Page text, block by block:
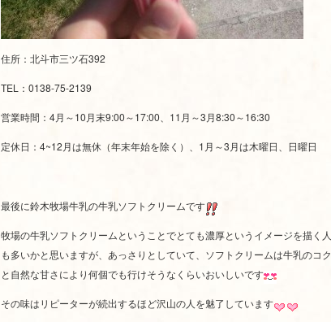
住所：北斗市三ツ石392
TEL：0138-75-2139
営業時間：4月～10月末9:00～17:00、11月～3月8:30～16:30
定休日：4~12月は無休（年末年始を除く）、1月～3月は木曜日、日曜日
最後に鈴木牧場牛乳の牛乳ソフトクリームです
牧場の牛乳ソフトクリームということでとても濃厚というイメージを描く人
も多いかと思いますが、あっさりとしていて、ソフトクリームは牛乳のコク
と自然な甘さにより何個でも行けそうなくらいおいしいです
その味はリピーターが続出するほど沢山の人を魅了しています